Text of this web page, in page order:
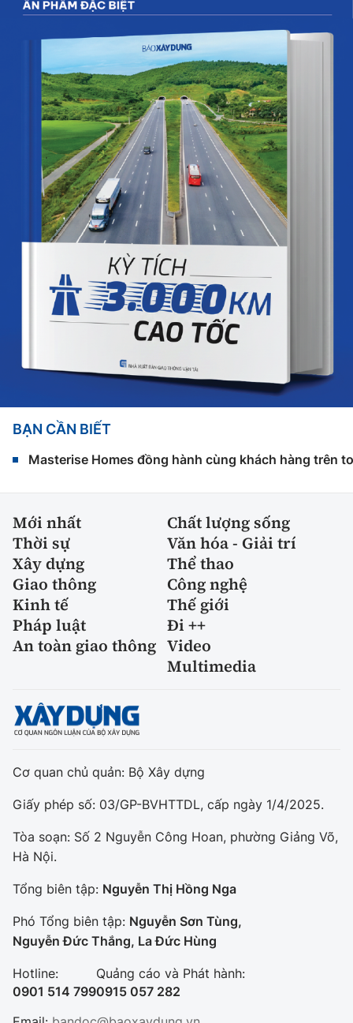
BẠN CẦN BIẾT
Masterise Homes đồng hành cùng khách hàng trên
Mới nhất
Chất lượng sống
Thời sự
Văn hóa - Giải trí
Xây dựng
Thể thao
Giao thông
Công nghệ
Kinh tế
Thế giới
Pháp luật
Đi ++
An toàn giao thông Video
Multimedia
Cơ quan chủ quản: Bộ Xây dựng
Giấy phép số: 03/GP-BVHTTDL, cấp ngày 1/4/2025.
Tòa soạn: Số 2 Nguyễn Công Hoan, phường Giảng Võ,
Hà Nội.
Tổng biên tập: Nguyễn Thị Hồng Nga
Phó Tổng biên tập: Nguyễn Sơn Tùng,
Nguyễn Đức Thắng, La Đức Hùng
Hotline:
0901 514 799
Quảng cáo và Phát hành:
0915 057 282